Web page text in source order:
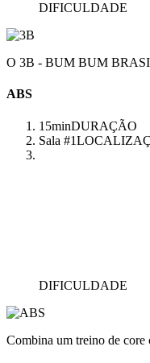
DIFICULDADE
O 3B - BUM BUM BRASIL
ABS
15minDURAÇÃO
Sala #1
DIFICULDADE
Combina um treino de core